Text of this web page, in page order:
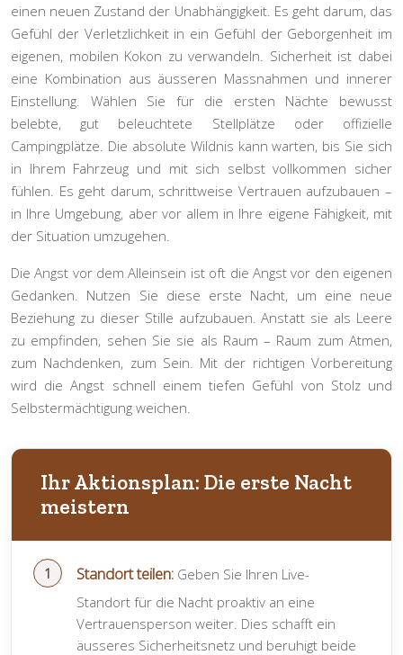
einen neuen Zustand der Unabhängigkeit. Es geht darum, das
Gefühl der Verletzlichkeit in ein Gefühl der Geborgenheit im
eigenen, mobilen Kokon zu verwandeln. Sicherheit ist dabei
eine Kombination aus äusseren Massnahmen und innerer
Einstellung. Wählen Sie für die ersten Nächte bewusst
belebte, gut beleuchtete Stellplätze oder offizielle
Campingplätze. Die absolute Wildnis kann warten, bis Sie sich
in Ihrem Fahrzeug und mit sich selbst vollkommen sicher
fühlen. Es geht darum, schrittweise Vertrauen aufzubauen –
in Ihre Umgebung, aber vor allem in Ihre eigene Fähigkeit, mit
der Situation umzugehen.
Die Angst vor dem Alleinsein ist oft die Angst vor den eigenen
Gedanken. Nutzen Sie diese erste Nacht, um eine neue
Beziehung zu dieser Stille aufzubauen. Anstatt sie als Leere
zu empfinden, sehen Sie sie als Raum – Raum zum Atmen,
zum Nachdenken, zum Sein. Mit der richtigen Vorbereitung
wird die Angst schnell einem tiefen Gefühl von Stolz und
Selbstermächtigung weichen.
Ihr Aktionsplan: Die erste Nacht
meistern
Standort teilen: Geben Sie Ihren Live-
Standort für die Nacht proaktiv an eine
Vertrauensperson weiter. Dies schafft ein
äusseres Sicherheitsnetz und beruhigt beide